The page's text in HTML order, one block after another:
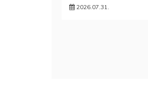
2026.07.31.